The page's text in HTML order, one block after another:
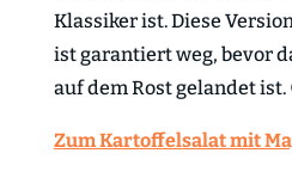
Klassiker ist. Diese
ist garantiert weg, bevor
auf dem Rost gelandet ist.
Zum Kartoffelsalat mit